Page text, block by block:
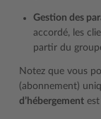
Gestion des
accordé, les
partir du
Notez que vous
(abonnement)
d’hébergement